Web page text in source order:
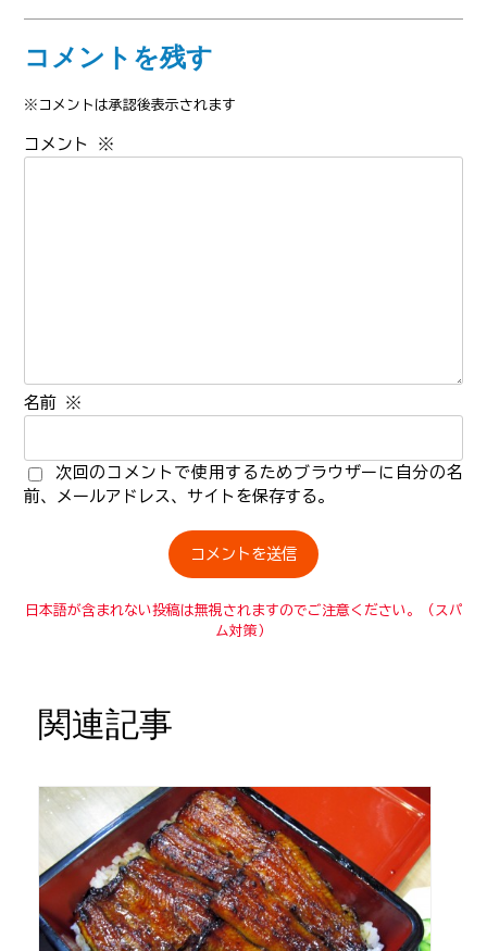
コメントを残す
※コメントは承認後表示されます
コメント ※
名前 ※
次回のコメントで使用するためブラウザーに自分の名
前、メールアドレス、サイトを保存する。
日本語が含まれない投稿は無視されますのでご注意ください。（スパ
ム対策）
関連記事